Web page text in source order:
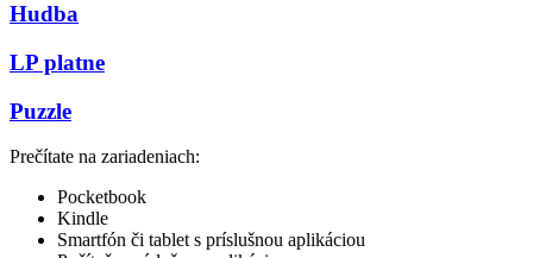
Hudba
LP platne
Puzzle
Prečítate na zariadeniach:
Pocketbook
Kindle
Smartfón či tablet s príslušnou aplikáciou